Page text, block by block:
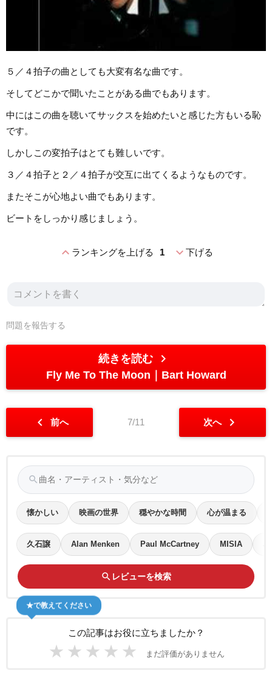
５／４拍子の曲としても大変有名な曲です。
そしてどこかで聞いたことがある曲でもあります。
中にはこの曲を聴いてサックスを始めたいと感じた方もいる恥
です。
しかしこの変拍子はとても難しいです。
３／４拍子と２／４拍子が交互に出てくるようなものです。
またそこが心地よい曲でもあります。
ビートをしっかり感じましょう。
expand_lessランキングを上げる 1 expand_more下げる
問題を報告する
続きを読む chevron_right
Fly Me To The Moon Bart Howard
chevron_left 前へ 7/11 次へ chevron_right
search
懐かしい 映画の世界 穏やかな時間 心が温まる
久石譲 Alan Menken Paul McCartney MISIA
search レビューを検索
この記事はお役に立ちましたか？
★ ★ ★ ★ ★ まだ評価がありません
★で教えてください